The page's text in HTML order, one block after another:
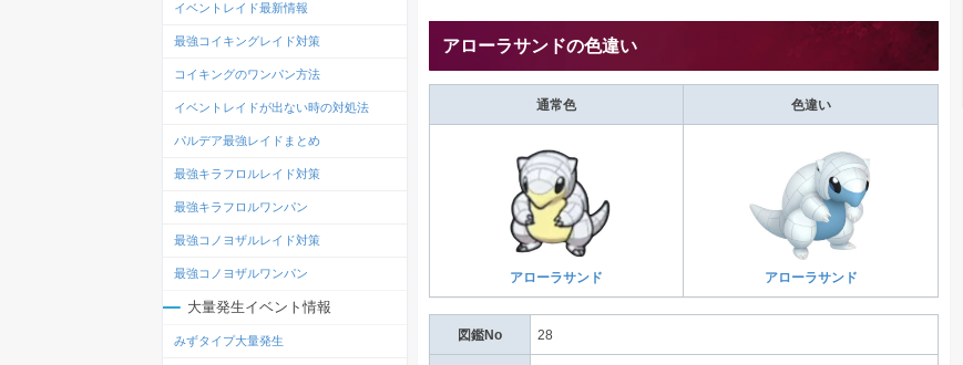
アローラサンドの色違い
通常色 色違い
アローラサンド アローラサンド
図鑑No 28
イベントレイド最新情報
最強コイキングレイド対策
コイキングのワンパン方法
イベントレイドが出ない時の対処法
パルデア最強レイドまとめ
最強キラフロルレイド対策
最強キラフロルワンパン
最強コノヨザルレイド対策
最強コノヨザルワンパン
大量発生イベント情報
みずタイプ大量発生